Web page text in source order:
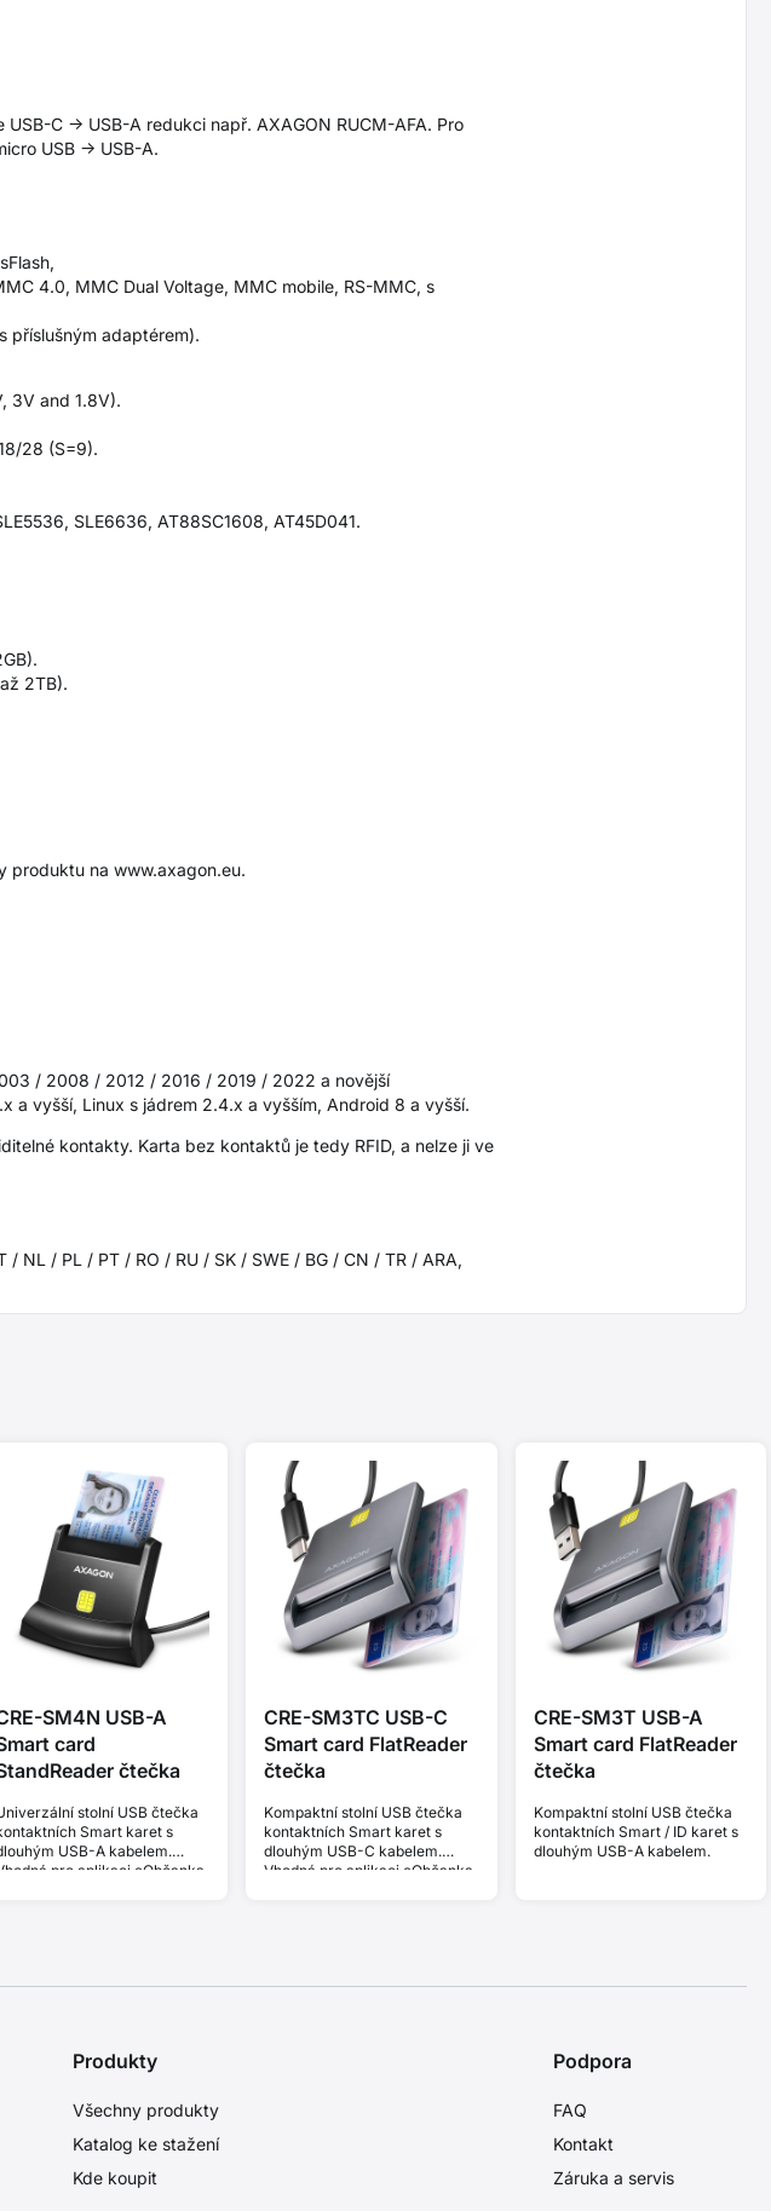
C -> USB-A redukci např. AXAGON RUCM-AFA. Pro
USB -> USB-A.
4.0, MMC Dual Voltage, MMC mobile, RS-MMC, s
příslušným adaptérem).
3V and 1.8V).
28 (S=9).
SLE6636, AT88SC1608, AT45D041.
2TB).
produktu na www.axagon.eu.
/ 2008 / 2012 / 2016 / 2019 / 2022 a novější
a vyšší, Linux s jádrem 2.4.x a vyšším, Android 8 a vyšší.
kontakty. Karta bez kontaktů je tedy RFID, a nelze ji ve
NL / PL / PT / RO / RU / SK / SWE / BG / CN / TR / ARA,
SM4N USB-A
card
čtečka
stolní USB čtečka
Smart karet s
USB-A kabelem.
pro aplikaci eObčanka.
CRE-SM3TC USB-C
Smart card FlatReader
čtečka
Kompaktní stolní USB čtečka
kontaktních Smart karet s
dlouhým USB-C kabelem.
Vhodná pro aplikaci eObčanka.
CRE-SM3T USB-A
Smart card FlatReader
čtečka
Kompaktní stolní USB čtečka
kontaktních Smart / ID karet s
dlouhým USB-A kabelem.
Produkty
Všechny produkty
Katalog ke stažení
Kde koupit
Podpora
FAQ
Kontakt
Záruka a servis